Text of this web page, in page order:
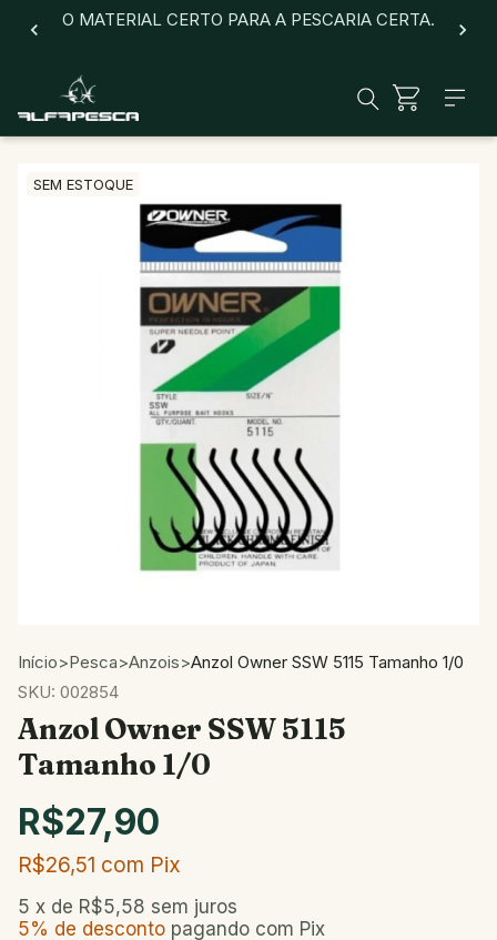
O MATERIAL CERTO PARA A PESCARIA CERTA.
SEM ESTOQUE
Início>Pesca>Anzois>Anzol Owner SSW 5115 Tamanho 1/0
SKU: 002854
Anzol Owner SSW 5115
Tamanho 1/0
R$27,90
R$26,51 com Pix
5 x de R$5,58 sem juros
5% de desconto pagando com Pix